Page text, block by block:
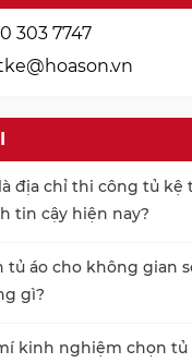
303 7747
địa chỉ thi công tủ kệ
tin cậy hiện nay?
tủ áo cho không gian
gì?
kinh nghiệm chọn